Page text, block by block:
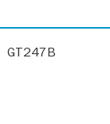
GT247B